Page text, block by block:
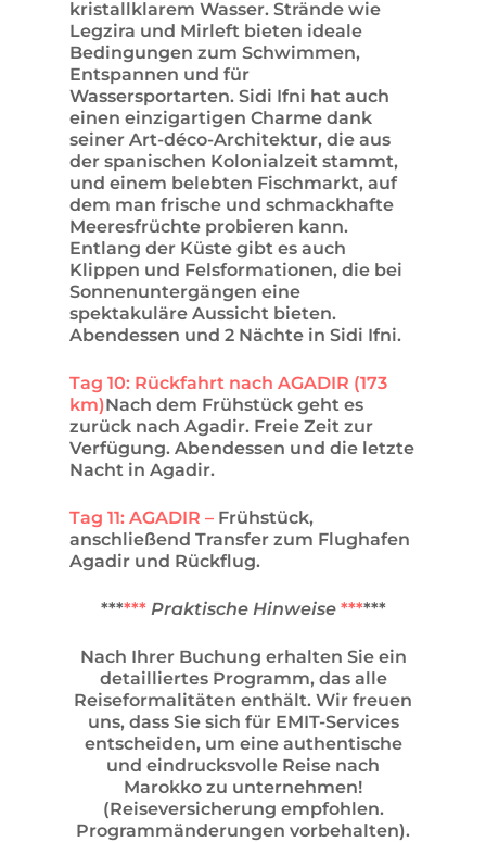
kristallklarem Wasser. Strände wie
Legzira und Mirleft bieten ideale
Bedingungen zum Schwimmen,
Entspannen und für
Wassersportarten. Sidi Ifni hat auch
einen einzigartigen Charme dank
seiner Art-déco-Architektur, die aus
der spanischen Kolonialzeit stammt,
und einem belebten Fischmarkt, auf
dem man frische und schmackhafte
Meeresfrüchte probieren kann.
Entlang der Küste gibt es auch
Klippen und Felsformationen, die bei
Sonnenuntergängen eine
spektakuläre Aussicht bieten.
Abendessen und 2 Nächte in Sidi Ifni.
Tag 10: Rückfahrt nach AGADIR (173
km)Nach dem Frühstück geht es
zurück nach Agadir. Freie Zeit zur
Verfügung. Abendessen und die letzte
Nacht in Agadir.
Tag 11: AGADIR – Frühstück,
anschließend Transfer zum Flughafen
Agadir und Rückflug.
****** Praktische Hinweise ******
Nach Ihrer Buchung erhalten Sie ein
detailliertes Programm, das alle
Reiseformalitäten enthält. Wir freuen
uns, dass Sie sich für EMIT-Services
entscheiden, um eine authentische
und eindrucksvolle Reise nach
Marokko zu unternehmen!
(Reiseversicherung empfohlen.
Programmänderungen vorbehalten).